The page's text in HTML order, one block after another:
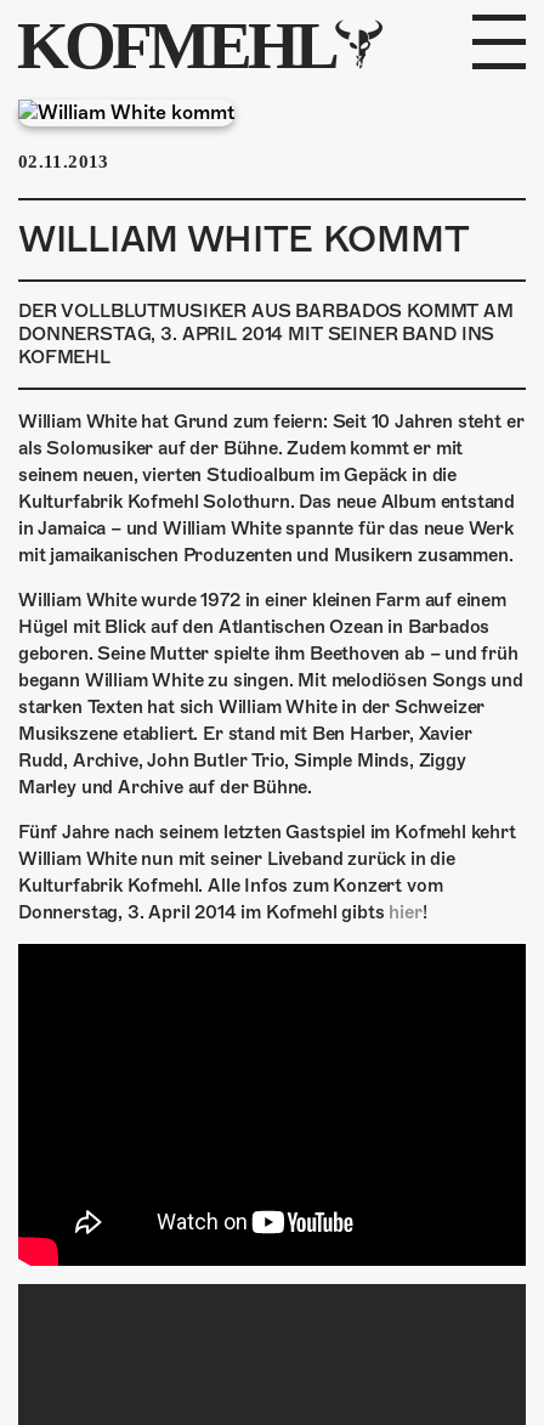
KOFMEHL
PROGRAMM
FABRIKGEFLÜSTER
GALERIE
FOTOGALERIE
PHOTOMAT
INFOS
KONTAKT
ÜBER UNS
GÖNNEREI
SHOP
MITMACHEN
02.11.2013
WILLIAM WHITE KOMMT
DER VOLLBLUTMUSIKER AUS BARBADOS KOMMT AM
DONNERSTAG, 3. APRIL 2014 MIT SEINER BAND INS
KOFMEHL
William White hat Grund zum feiern: Seit 10 Jahren steht er
als Solomusiker auf der Bühne. Zudem kommt er mit
seinem neuen, vierten Studioalbum im Gepäck in die
Kulturfabrik Kofmehl Solothurn. Das neue Album entstand
in Jamaica – und William White spannte für das neue Werk
mit jamaikanischen Produzenten und Musikern zusammen.
William White wurde 1972 in einer kleinen Farm auf einem
Hügel mit Blick auf den Atlantischen Ozean in Barbados
geboren. Seine Mutter spielte ihm Beethoven ab – und früh
begann William White zu singen. Mit melodiösen Songs und
starken Texten hat sich William White in der Schweizer
Musikszene etabliert. Er stand mit Ben Harber, Xavier
Rudd, Archive, John Butler Trio, Simple Minds, Ziggy
Marley und Archive auf der Bühne.
Fünf Jahre nach seinem letzten Gastspiel im Kofmehl kehrt
William White nun mit seiner Liveband zurück in die
Kulturfabrik Kofmehl. Alle Infos zum Konzert vom
Donnerstag, 3. April 2014 im Kofmehl gibts hier!